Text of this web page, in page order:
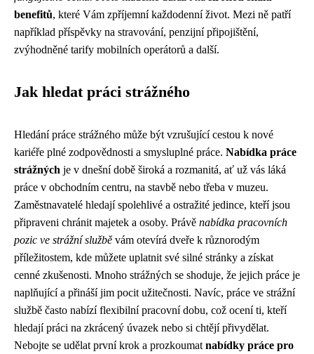
benefitů, které Vám zpříjemní každodenní život. Mezi ně patří
například příspěvky na stravování, penzijní připojištění,
zvýhodněné tarify mobilních operátorů a další.
Jak hledat práci strážného
Hledání práce strážného může být vzrušující cestou k nové
kariéře plné zodpovědnosti a smysluplné práce. Nabídka práce
strážných je v dnešní době široká a rozmanitá, ať už vás láká
práce v obchodním centru, na stavbě nebo třeba v muzeu.
Zaměstnavatelé hledají spolehlivé a ostražité jedince, kteří jsou
připraveni chránit majetek a osoby. Právě nabídka pracovních
pozic ve strážní službě vám otevírá dveře k různorodým
příležitostem, kde můžete uplatnit své silné stránky a získat
cenné zkušenosti. Mnoho strážných se shoduje, že jejich práce je
naplňující a přináší jim pocit užitečnosti. Navíc, práce ve strážní
službě často nabízí flexibilní pracovní dobu, což ocení ti, kteří
hledají práci na zkrácený úvazek nebo si chtějí přivydělat.
Nebojte se udělat první krok a prozkoumat nabídky práce pro